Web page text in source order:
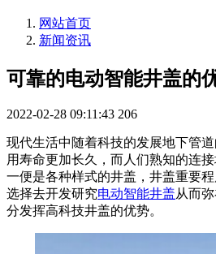
网站首页
新闻资讯
可靠的电动智能井盖的
2022-02-28 09:11:43 206
现代生活中随着科技的发展地下管
用寿命更加长久，而人们熟知的连
一便是各种样式的井盖，井盖重要
选择去开发研究电动智能井盖从而
分发挥高科技井盖的优势。